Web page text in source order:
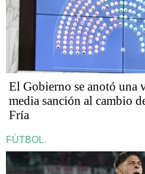
El Gobierno se anotó una
media sanción al cambio
Fría
FÚTBOL.